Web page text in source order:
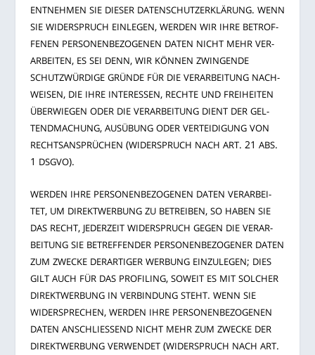
ENT­NEH­MEN SIE DIE­SER DATEN­SCHUTZ­ER­KLÄ­RUNG. WENN
SIE WIDER­SPRUCH EIN­LE­GEN, WER­DEN WIR IHRE BETROF­
FE­NEN PER­SO­NEN­BE­ZO­GE­NEN DATEN NICHT MEHR VER­
AR­BEI­TEN, ES SEI DENN, WIR KÖN­NEN ZWIN­GEN­DE
SCHUTZ­WÜR­DI­GE GRÜN­DE FÜR DIE VER­AR­BEI­TUNG NACH­
WEI­SEN, DIE IHRE INTER­ES­SEN, RECH­TE UND FREI­HEI­TEN
ÜBER­WIE­GEN ODER DIE VER­AR­BEI­TUNG DIENT DER GEL­
TEND­MA­CHUNG, AUS­ÜBUNG ODER VER­TEI­DI­GUNG VON
RECHTS­AN­SPRÜ­CHEN (WIDER­SPRUCH NACH ART. 21 ABS.
1 DSGVO).
WER­DEN IHRE PER­SO­NEN­BE­ZO­GE­NEN DATEN VER­AR­BEI­
TET, UM DIREKT­WER­BUNG ZU BETREI­BEN, SO HABEN SIE
DAS RECHT, JEDER­ZEIT WIDER­SPRUCH GEGEN DIE VER­AR­
BEI­TUNG SIE BETREF­FEN­DER PER­SO­NEN­BE­ZO­GE­NER DATEN
ZUM ZWE­CKE DER­AR­TI­GER WER­BUNG EIN­ZU­LE­GEN; DIES
GILT AUCH FÜR DAS PRO­FIL­ING, SOWEIT ES MIT SOL­CHER
DIREKT­WER­BUNG IN VER­BIN­DUNG STEHT. WENN SIE
WIDER­SPRE­CHEN, WER­DEN IHRE PER­SO­NEN­BE­ZO­GE­NEN
DATEN ANSCHLIES­SEND NICHT MEHR ZUM ZWE­CKE DER
DIREKT­WER­BUNG VER­WEN­DET(WIDER­SPRUCH NACH ART.